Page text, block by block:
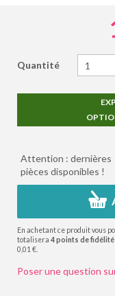
Quantité
Attention : dernières
pièces disponibles !
En achetant ce produit vous
totalisera 4points de fidélité
0,01 €
Poser une question